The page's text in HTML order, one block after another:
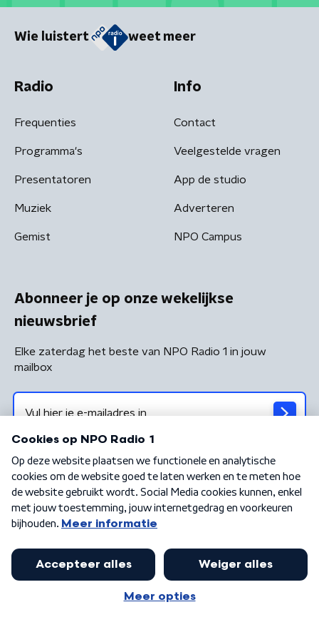
Wie luistert weet meer
Radio
Frequenties
Programma's
Presentatoren
Muziek
Gemist
Info
Contact
Veelgestelde vragen
App de studio
Adverteren
NPO Campus
Abonneer je op onze wekelijkse
nieuwsbrief
Elke zaterdag het beste van NPO Radio 1 in jouw
mailbox
Algemene voorwaarden